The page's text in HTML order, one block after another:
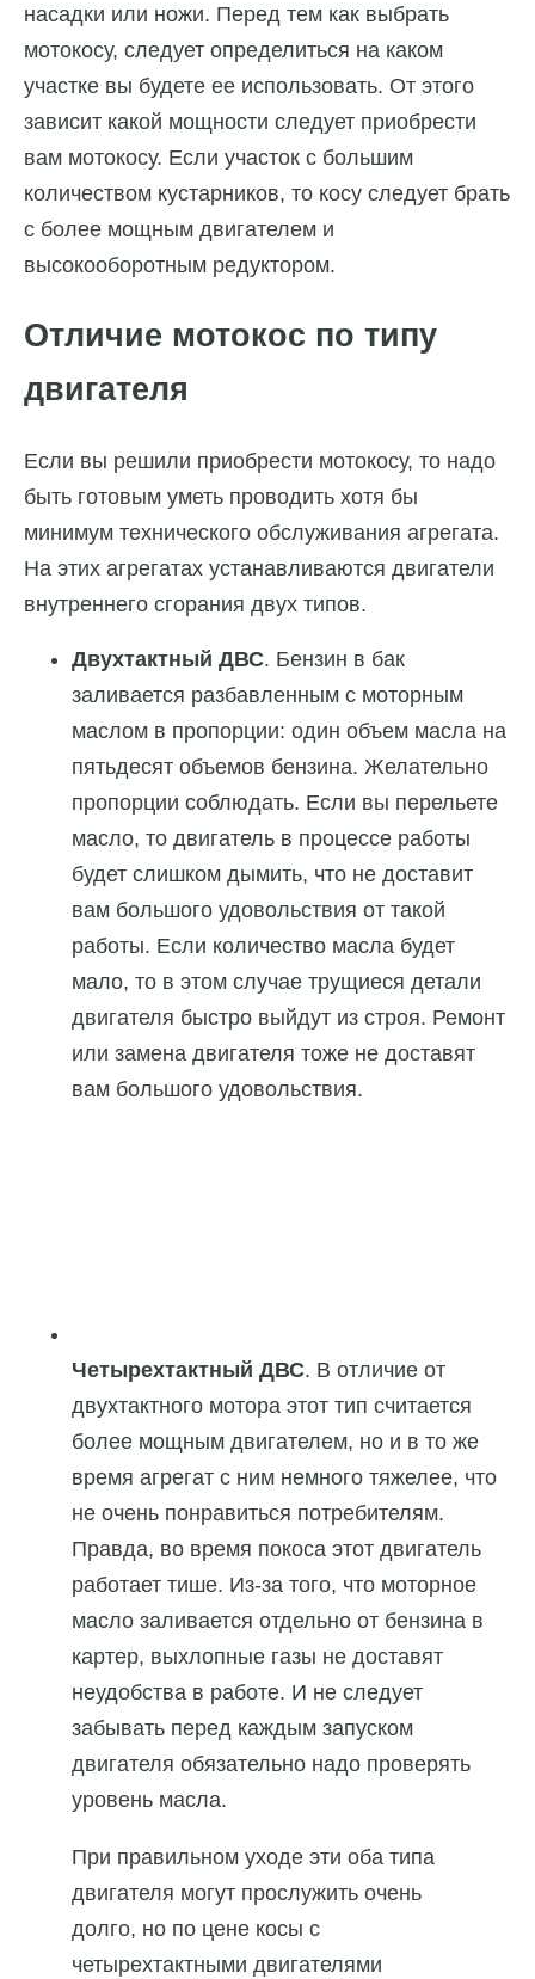
насадки или ножи. Перед тем как выбрать
мотокосу, следует определиться на каком
участке вы будете ее использовать. От этого
зависит какой мощности следует приобрести
вам мотокосу. Если участок с большим
количеством кустарников, то косу следует брать
с более мощным двигателем и
высокооборотным редуктором.
Отличие мотокос по типу
двигателя
Если вы решили приобрести мотокосу, то надо
быть готовым уметь проводить хотя бы
минимум технического обслуживания агрегата.
На этих агрегатах устанавливаются двигатели
внутреннего сгорания двух типов.
Двухтактный ДВС. Бензин в бак
заливается разбавленным с моторным
маслом в пропорции: один объем масла на
пятьдесят объемов бензина. Желательно
пропорции соблюдать. Если вы перельете
масло, то двигатель в процессе работы
будет слишком дымить, что не доставит
вам большого удовольствия от такой
работы. Если количество масла будет
мало, то в этом случае трущиеся детали
двигателя быстро выйдут из строя. Ремонт
или замена двигателя тоже не доставят
вам большого удовольствия.
Четырехтактный ДВС. В отличие от
двухтактного мотора этот тип считается
более мощным двигателем, но и в то же
время агрегат с ним немного тяжелее, что
не очень понравиться потребителям.
Правда, во время покоса этот двигатель
работает тише. Из-за того, что моторное
масло заливается отдельно от бензина в
картер, выхлопные газы не доставят
неудобства в работе. И не следует
забывать перед каждым запуском
двигателя обязательно надо проверять
уровень масла.
При правильном уходе эти оба типа
двигателя могут прослужить очень
долго, но по цене косы с
четырехтактными двигателями